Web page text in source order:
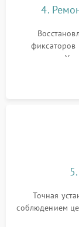
4.
фиксаторов
поправок.
Точная
соблюдением
нанесение